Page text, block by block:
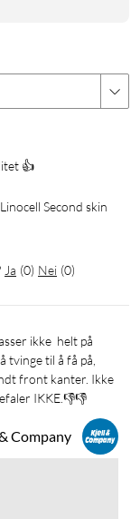
👍
Linocell Second skin
Ja (0) Nei (0)
tvinge til å få på,
front kanter. Ikke
IKKE.👎👎
Company